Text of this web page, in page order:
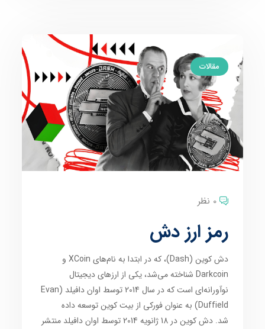
مقالات
0 نظر
رمز ارز دش
دش کوین (Dash)، که در ابتدا به نام‌های XCoin و
Darkcoin شناخته می‌شد، یکی از ارزهای دیجیتال
نوآورانه‌ای است که در سال 2014 توسط اوان دافیلد (Evan
Duffield) به عنوان فورکی از بیت کوین توسعه داده
شد. دش کوین در 18 ژانویه 2014 توسط اوان دافیلد منتشر